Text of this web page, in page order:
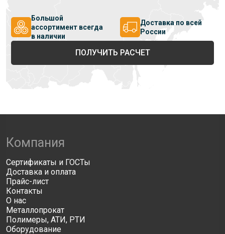
Большой
ассортимент всегда
в наличии
Доставка по всей
России
ПОЛУЧИТЬ РАСЧЕТ
Компания
Сертификаты и ГОСТы
Доставка и оплата
Прайс-лист
Контакты
О нас
Металлопрокат
Полимеры, АТИ, РТИ
Оборудование